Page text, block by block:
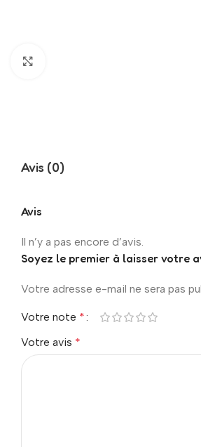
Avis (0)
Avis
Il n’y a pas encore d’avis.
Soyez le premier à laisser votre
Votre adresse e-mail ne sera pas
Votre note *
Votre avis *